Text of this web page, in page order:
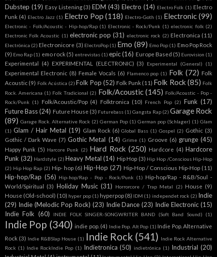
Dubstep (19) Easy Listening (3) EDM (43) Electro (14) Electro Folk (1) Electro
Funk (4) Electro Jazz (1) Electro Pop (118) Electro-Goth (1) Electronic (99)
Electronic - Folk/Acoustic - Hip-hop/Rap (1) Electronic - Rock/Punk (1) electronic folk (2)
Electronic Folk Acoustic (1) electronic pop (31) electronic rock (2) Electronica (11)
Electrónica (2) Electronicore (3) ElectroPop (1) Emo (89) Emo Pop (1) Emo Pop Rock
(9) Emo Rap (1) emo rock (5) entrevistas (1) epic (16) Europe Based (5) Eurovision (1)
Experimental (4) EXPERIMENTAL (ELECTRONIC) (3) Experimental (General) (1)
Experimental Electronic (8) Female Vocals (6) Flamenco pop (1) Folk (72) Folk
Acoustic (9) Folk Acústica (2) Folk Pop (52) Folk Punk (11) Folk Rock (85) Folk
Rock. Americana (1) Folk Tradicional (2) Folk/Acoustic (145) Folk/Acoustic - Pop -
Rock/Punk (1) Folk/Acoustic/Pop (4) Folktronica (10) French Pop (2) Funk (17)
Future Bass (24) Future House (3) Futurebass (1) Gangsta Rap (2) Garage Rock
(89) Garage Rock. Alternative Rock (2) German Pop (1) German pop (Schlager) (1) Glam
(1) Glam / Hair Metal (19) Glam Rock (6) Global Bass (1) Gospel (2) Gothic (3)
Gothic / Dark Wave (7) Gothic Metal (14) Grime (1) Groove (6) grunge (45)
Happy Punk (5) Harcore Punk (2) Hard Rock (250) Hardcore (4) Hardcore
Punk (32) Hardstyle (2) Heavy Metal (14) Hip Hop (3) Hip Hop /Conscious Hip-Hop
(2) Hip Hop Rap (2) Hip- hop (6) Hip-Hop (27) Hip-Hop / Conscious Hip-Hop (11)
Hip-hop/Rap (56) Hip-hop/Rap - Pop - Rock/Punk (1) Hip-hop/Rap - R&B/Soul -
World/Spiritual (3) Holiday Music (31) Horrorcore / Trap Metal (2) House (9)
House (Old-school) (10) hyper pop (1) hyperpop (8) IDM (1) independet rock (2) Indie
(29) Indie (Melodic Pop Rock) (23) Indie Dance (23) Indie Electronic (15)
Indie Folk (60) INDIE FOLK SINGER-SONGWRITER BAND (Soft Band Sound) (1)
Indie Pop (340) indie pop. (4) Indie Pop. Alt Pop (1) Indie Pop. Alternative
Rock (3) Indie R&BSlap House (1) Indie Rock (541) Indie Rock Alternative
Rock (1) Indie RockIndie Pop (1) Indietronica (50) indietrónica (1) Industrial (20)